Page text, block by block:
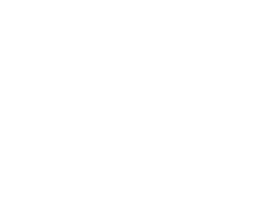
小不点三人组
魔法师、盗贼、商人、猎人、咒术师
生，被称为“分隔夜与昼的双子”。他们